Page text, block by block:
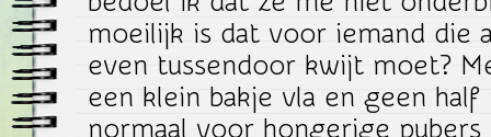
moeilijk is dat voor iemand die
even tussendoor kwijt moet?
een klein bakje vla en geen
normaal voor hongerige